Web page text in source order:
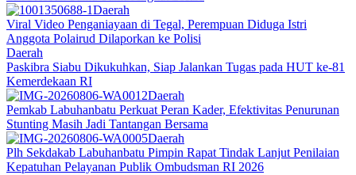
Daerah
Viral Video Penganiayaan di Tegal, Perempuan Diduga Istri
Anggota Polairud Dilaporkan ke Polisi
Daerah
Paskibra Siabu Dikukuhkan, Siap Jalankan Tugas pada HUT ke-81
Kemerdekaan RI
Daerah
Pemkab Labuhanbatu Perkuat Peran Kader, Efektivitas Penurunan
Stunting Masih Jadi Tantangan Bersama
Daerah
Plh Sekdakab Labuhanbatu Pimpin Rapat Tindak Lanjut Penilaian
Kepatuhan Pelayanan Publik Ombudsman RI 2026